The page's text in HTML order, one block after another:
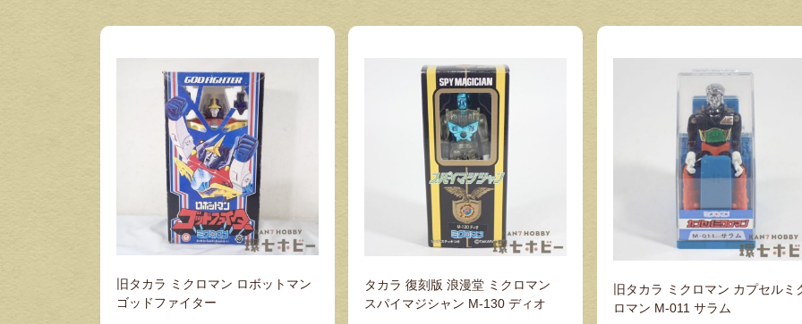
旧タカラ ミクロマン ロボットマン
ゴッドファイター
タカラ 復刻版 浪漫堂 ミクロマン
スパイマジシャン M-130 ディオ
旧タカラ ミクロマン カプセルミ
ロマン M-011 サラム